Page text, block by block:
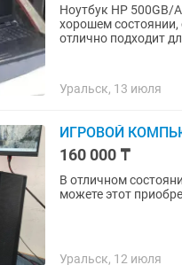
Ноутбук HP 500GB/
хорошем
отлично подходит
Уральск, 13 июля
ИГРОВОЙ
160 000 ₸
В отличном состоянии все
можете этот
Уральск, 12 июля